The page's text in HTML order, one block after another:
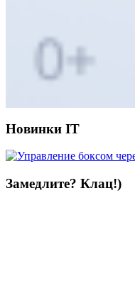
Новинки IT
Замедлите? Клац!)